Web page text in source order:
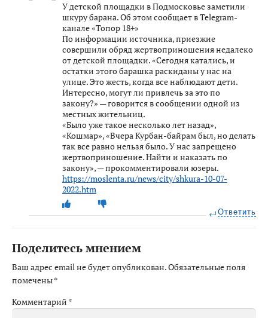
У детской площадки в Подмосковье заметили
шкуру барана. Об этом сообщает в Telegram-
канале «Топор 18+»
По информации источника, приезжие
совершили обряд жертвоприношения недалеко
от детской площадки. «Сегодня катались, и
остатки этого барашка раскиданы у нас на
улице. Это жесть, когда все наблюдают дети.
Интересно, могут ли привлечь за это по
закону?» — говорится в сообщении одной из
местных жительниц.
«Было уже такое несколько лет назад»,
«Кошмар», «Вчера Курбан-байрам был, но делать
так все равно нельзя было. У нас запрещено
жертвоприношение. Найти и наказать по
закону», — прокомментировали юзеры.
https://moslenta.ru/news/city/shkura-10-07-
2022.htm
Ответить
Поделитесь мнением
Ваш адрес email не будет опубликован.Обязательные поля
помечены*
Комментарий *